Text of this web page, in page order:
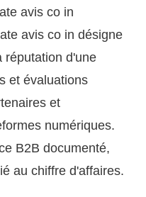
avis co in
avis co in désigne
réputation d'une
et évaluations
et
numériques.
B2B documenté,
au chiffre d'affaires.